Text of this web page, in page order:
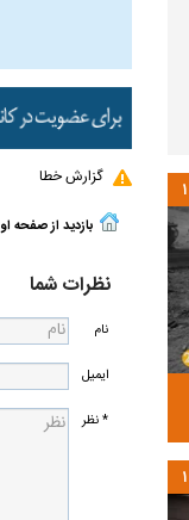
گزارش خطا
بازدید از صفحه
نظرات شما
نام
ایمیل
* نظر
آخرین پرده از حیات
روایتی از آخرین
۱
۱